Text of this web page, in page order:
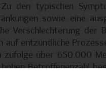
den typischen
sowie eine
Verschlechterung der
entzündliche
zufolge über 650.000
Betroffenenzahl
nach Jahren,